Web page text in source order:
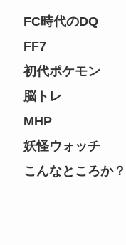
FC時代のDQ
FF7
初代ポケモン
脳トレ
MHP
妖怪ウォッチ
こんなところか？